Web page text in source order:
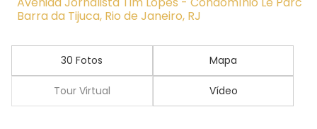
Barra da Tijuca, Rio de Janeiro, RJ
30 Fotos Mapa
Tour Virtual Vídeo